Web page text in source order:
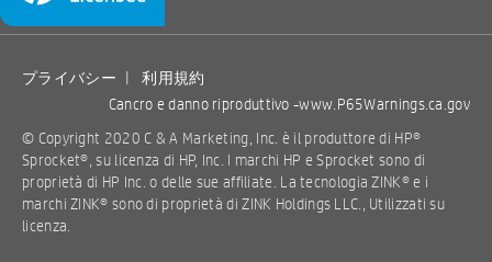
プライバシー |
利用規約
Cancro e danno riproduttivo -www.P65Warnings.ca.gov
© Copyright 2020 C & A Marketing, Inc. è il produttore di HP®
Sprocket®, su licenza di HP, Inc. I marchi HP e Sprocket sono di
proprietà di HP Inc. o delle sue affiliate. La tecnologia ZINK® e i
marchi ZINK® sono di proprietà di ZINK Holdings LLC., Utilizzati su
licenza.